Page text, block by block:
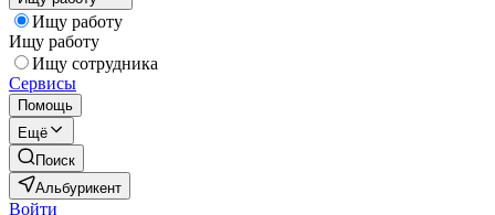
Ищу работу
Ищу работу
Ищу сотрудника
Сервисы
Помощь
Ещё
Поиск
Альбурикент
Войти